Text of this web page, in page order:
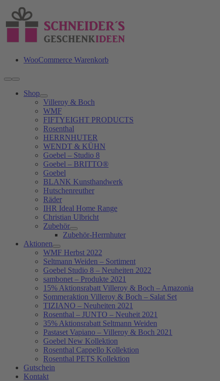
Inhalt
springen
WooCommerce Warenkorb
Toggle
Navigation
Shop
Villeroy & Boch
WMF
FIFTYEIGHT PRODUCTS
Rosenthal
HERRNHUTER
WENDT & KÜHN
Goebel – Studio 8
Goebel – BRITTO®
Goebel
BLANK Kunsthandwerk
Hutschenreuther
Räder
IHR Ideal Home Range
Christian Ulbricht
Zubehör
Zubehör-Herrnhuter
Aktionen
WMF Herbst 2022
Seltmann Weiden – Sortiment
Goebel Studio 8 – Neuheiten 2022
sambonet – Produkte 2021
15% Aktionsrabatt Villeroy & Boch – Amazonia
Sommeraktion Villeroy & Boch – Salat Set
TIZIANO – Neuheiten 2021
Rosenthal – JUNTO – Neuheit 2021
35% Aktionsrabatt Seltmann Weiden
Pastaset Vapiano – Villeroy & Boch 2021
Goebel New Kollektion
Rosenthal Cappello Kollektion
Rosenthal PETS Kollektion
Gutschein
Kontakt